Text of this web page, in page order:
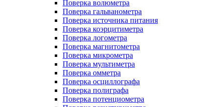
Поверка волюметра
Поверка гальванометра
Поверка источника питания
Поверка коэрцитиметра
Поверка логометра
Поверка магнитометра
Поверка микрометра
Поверка мультиметра
Поверка омметра
Поверка осциллографа
Поверка полиграфа
Поверка потенциометра